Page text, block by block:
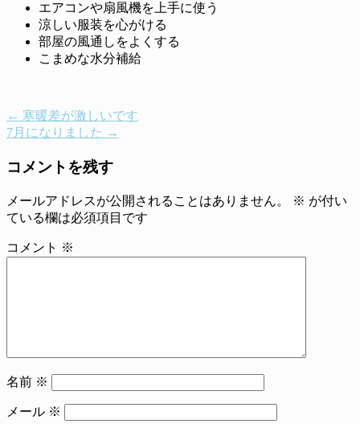
エアコンや扇風機を上手に使う
涼しい服装を心がける
部屋の風通しをよくする
こまめな水分補給
← 寒暖差が激しいです
7月になりました →
コメントを残す
メールアドレスが公開されることはありません。 ※ が付い
ている欄は必須項目です
コメント ※
名前 ※
メール ※